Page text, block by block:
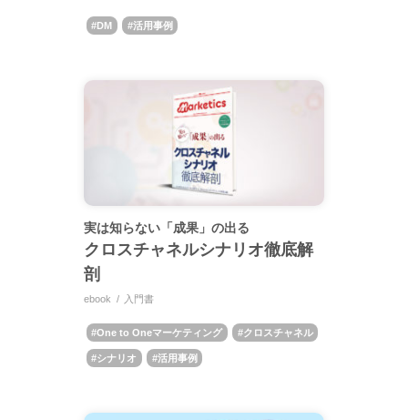
DM 活用事例
実は知らない「成果」の出る
クロスチャネルシナリオ徹底解
剖
ebook 入門書
One to Oneマーケティング クロスチャネル
シナリオ 活用事例